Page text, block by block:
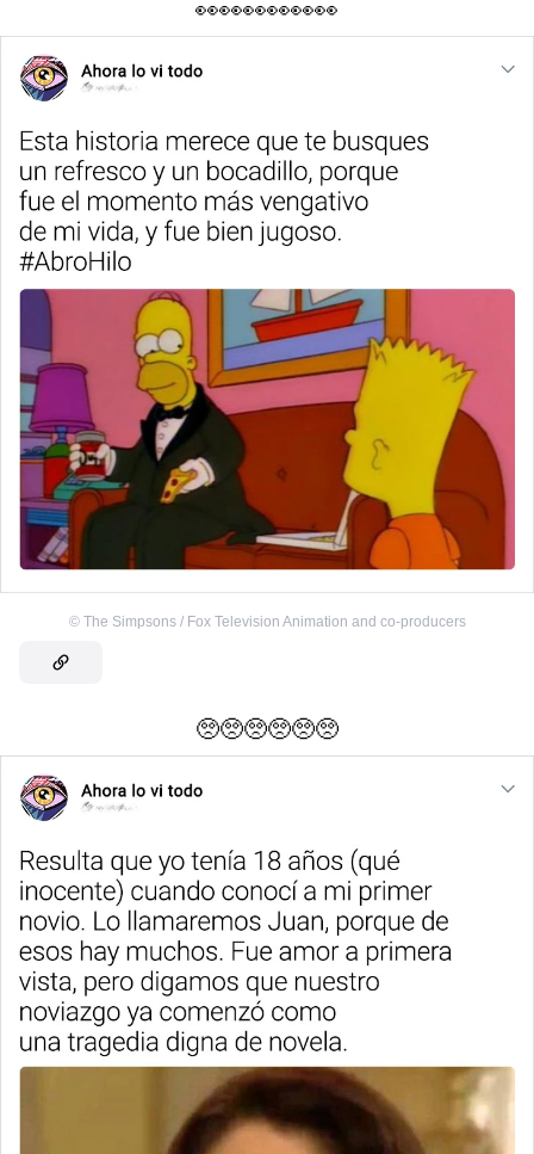
👀👀👀👀👀👀
© The Simpsons / Fox Television Animation and co-producers
🥺🥺🥺🥺🥺🥺